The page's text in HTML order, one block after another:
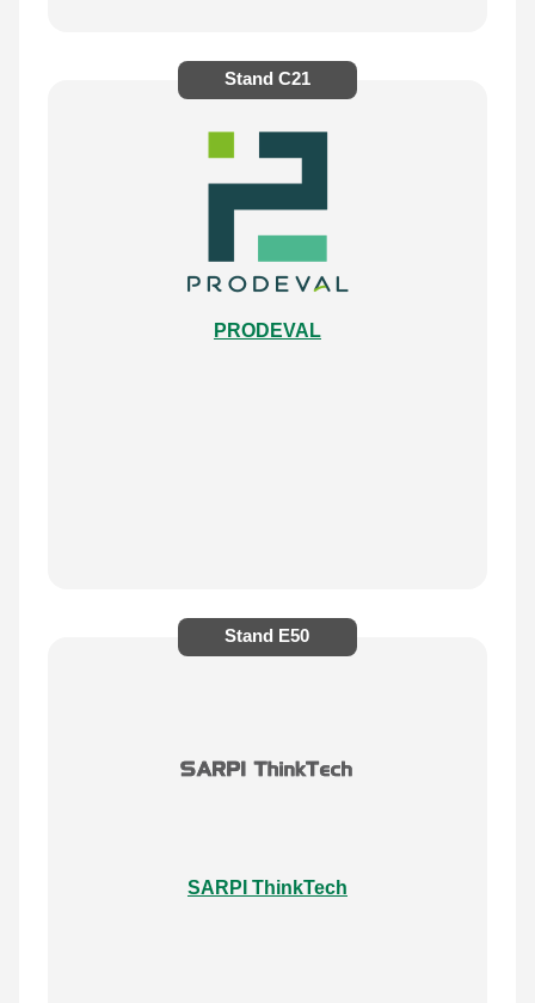
Stand C21
PRODEVAL
Stand E50
SARPI ThinkTech